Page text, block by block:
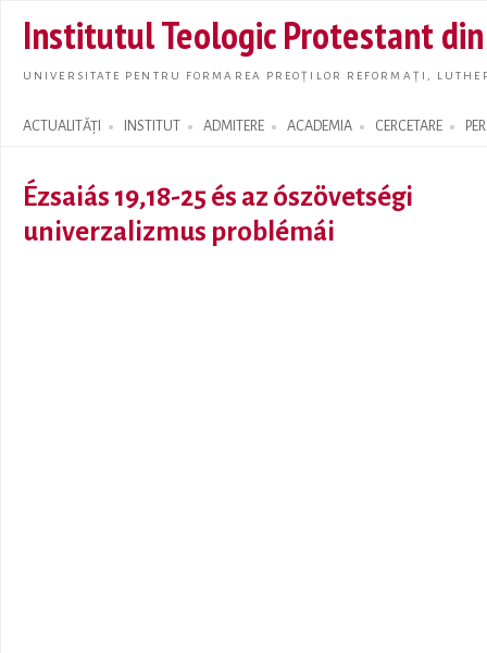
main
Institutul Teologic Protestant
UNIVERSITATE PENTRU FORMAREA PREOȚILOR REFORMAȚI,
ACTUALITĂȚI INSTITUT ADMITERE ACADEMIA CERCETARE
Search form
Ézsaiás 19,18-25 és az ószövetségi
univerzalizmus problémái